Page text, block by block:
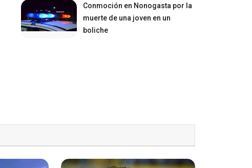
Conmoción en Nonogasta por la
muerte de una joven en un
boliche